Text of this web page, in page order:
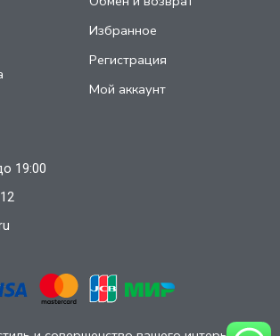
Избранное
Регистрация
Мой аккаунт
19:00